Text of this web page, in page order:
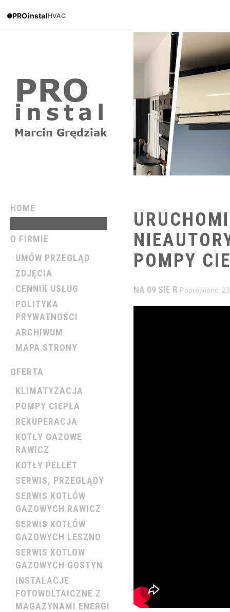
PROinstalHVAC
HOME
O FIRMIE
UMÓW PRZEGLĄD
ZDJĘCIA
CENNIK USŁUG
POLITYKA
PRYWATNOŚCI
ARCHIWUM
MAPA STRONY
OFERTA
KLIMATYZACJA
POMPY CIEPŁA
REKUPERACJA
KOTŁY GAZOWE
RAWICZ
KOTŁY PELLET
SERWIS, PRZEGLĄDY
SERWIS KOTŁÓW
GAZOWYCH RAWICZ
SERWIS KOTŁÓW
GAZOWYCH LESZNO
SERWIS KOTLOW
GAZOWYCH GOSTYN
INSTALACJE
FOTOWOLTAICZNE Z
MAGAZYNAMI ENERGI
POMPY
NA 09 SIE R Poprawiono: